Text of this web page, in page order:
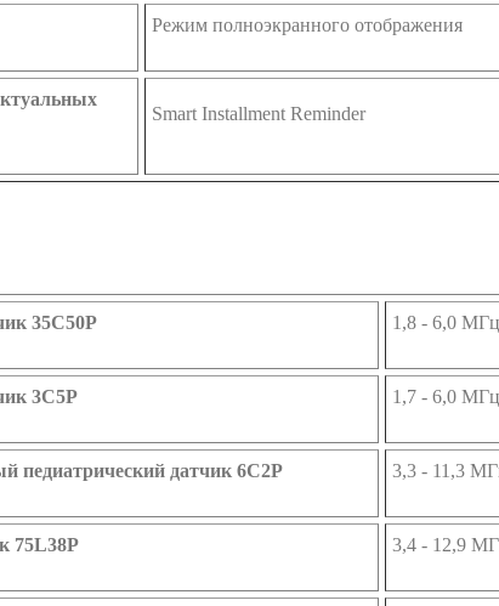
Режим полноэкранного отображения
Smart Installment Reminder
35C50P 1,8 - 6,0
3C5P 1,7 - 6,0
педиатрический датчик 6C2P 3,3 - 11,3
75L38P 3,4 - 12,9